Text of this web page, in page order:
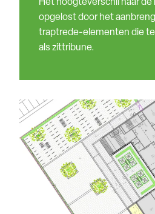
Het hoogteverschil naar
opgelost door het
traptrede-elementen die
als zittribune.